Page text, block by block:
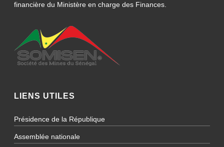
financière du Ministère en charge des Finances.
LIENS UTILES
Présidence de la République
Assemblée nationale